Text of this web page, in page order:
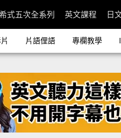
式五次全系列 英文課程 日
片語俚語 專欄教學